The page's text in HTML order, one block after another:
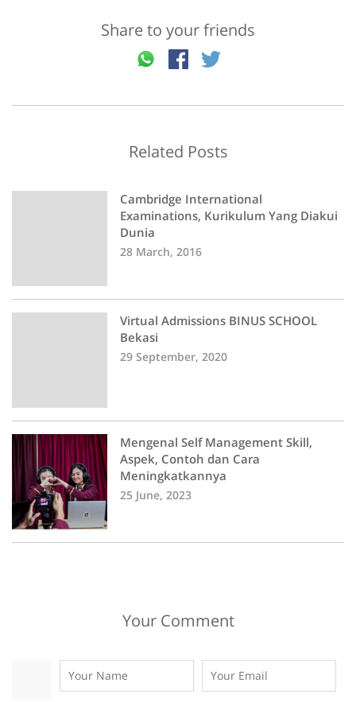
Share to your friends
Related Posts
Cambridge International
Examinations, Kurikulum Yang Diakui
Dunia
28 March, 2016
Virtual Admissions BINUS SCHOOL
Bekasi
29 September, 2020
Mengenal Self Management Skill,
Aspek, Contoh dan Cara
Meningkatkannya
25 June, 2023
Your Comment